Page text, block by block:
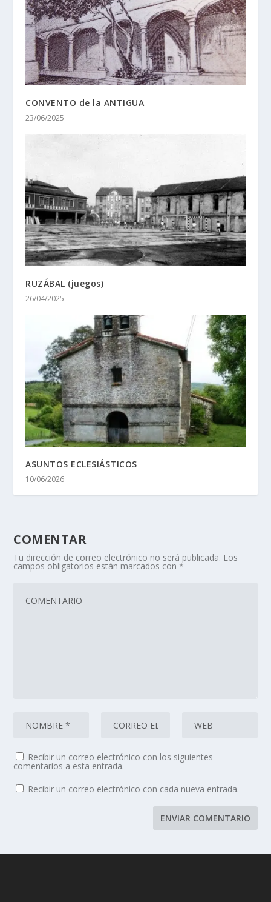
CONVENTO de la ANTIGUA
23/06/2025
RUZÁBAL (juegos)
26/04/2025
ASUNTOS ECLESIÁSTICOS
10/06/2026
COMENTAR
Tu dirección de correo electrónico no será publicada. Los
campos obligatorios están marcados con*
Recibir un correo electrónico con los siguientes
comentarios a esta entrada.
Recibir un correo electrónico con cada nueva entrada.